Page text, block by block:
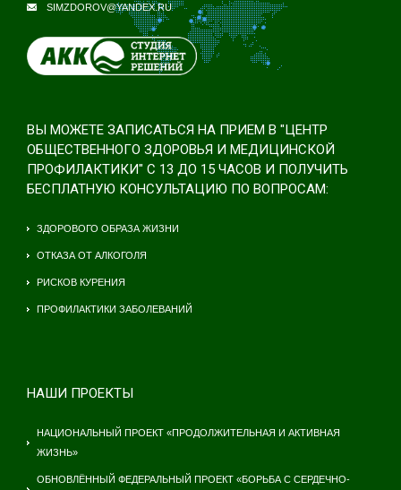
SIMZDOROV@YANDEX.RU
ВЫ МОЖЕТЕ ЗАПИСАТЬСЯ НА ПРИЕМ В "ЦЕНТР
ОБЩЕСТВЕННОГО ЗДОРОВЬЯ И МЕДИЦИНСКОЙ
ПРОФИЛАКТИКИ" С 13 ДО 15 ЧАСОВ И ПОЛУЧИТЬ
БЕСПЛАТНУЮ КОНСУЛЬТАЦИЮ ПО ВОПРОСАМ:
ЗДОРОВОГО ОБРАЗА ЖИЗНИ
ОТКАЗА ОТ АЛКОГОЛЯ
РИСКОВ КУРЕНИЯ
ПРОФИЛАКТИКИ ЗАБОЛЕВАНИЙ
НАШИ ПРОЕКТЫ
НАЦИОНАЛЬНЫЙ ПРОЕКТ «ПРОДОЛЖИТЕЛЬНАЯ И АКТИВНАЯ
ЖИЗНЬ»
ОБНОВЛЁННЫЙ ФЕДЕРАЛЬНЫЙ ПРОЕКТ «БОРЬБА С СЕРДЕЧНО-